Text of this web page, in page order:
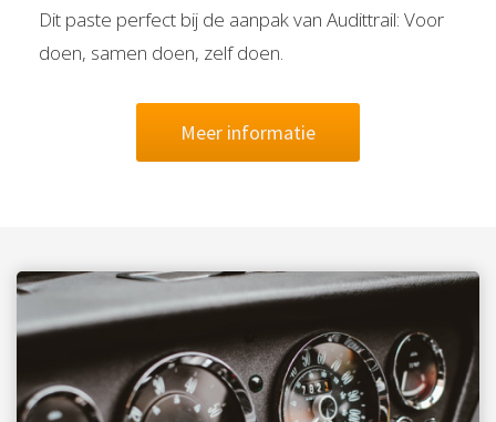
Dit paste perfect bij de aanpak van Audittrail: Voor
doen, samen doen, zelf doen.
Meer informatie